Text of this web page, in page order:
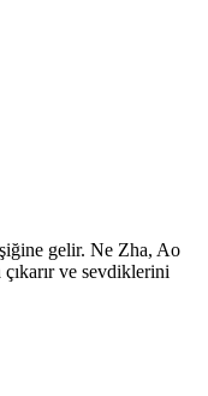
gelir. Ne Zha, Ao
ve sevdiklerini